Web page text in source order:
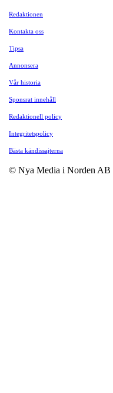
Redaktionen
Kontakta oss
Tipsa
Annonsera
Vår historia
Sponsrat innehåll
Redaktionell policy
Integritetspolicy
Bästa kändissajterna
© Nya Media i Norden AB